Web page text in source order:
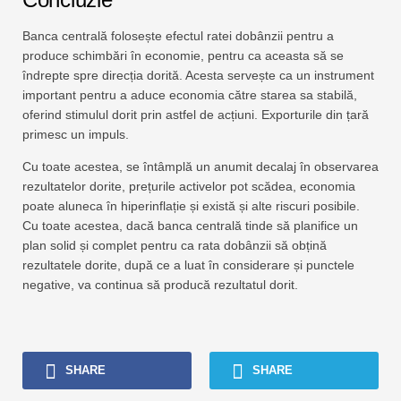
Banca centrală folosește efectul ratei dobânzii pentru a
produce schimbări în economie, pentru ca aceasta să se
îndrepte spre direcția dorită. Acesta servește ca un instrument
important pentru a aduce economia către starea sa stabilă,
oferind stimulul dorit prin astfel de acțiuni. Exporturile din țară
primesc un impuls.
Cu toate acestea, se întâmplă un anumit decalaj în observarea
rezultatelor dorite, prețurile activelor pot scădea, economia
poate aluneca în hiperinflație și există și alte riscuri posibile.
Cu toate acestea, dacă banca centrală tinde să planifice un
plan solid și complet pentru ca rata dobânzii să obțină
rezultatele dorite, după ce a luat în considerare și punctele
negative, va continua să producă rezultatul dorit.
SHARE SHARE